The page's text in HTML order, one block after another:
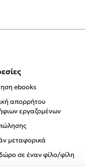
ebooks
απορρήτου
εργαζομένων
μεταφορικά
σε έναν φίλο/φίλη